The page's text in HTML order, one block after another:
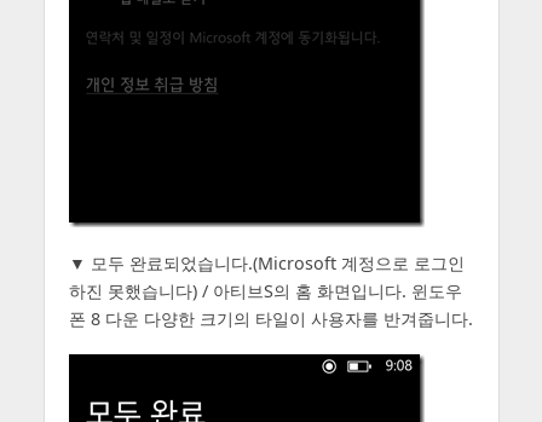
▼ 모두 완료되었습니다.(Microsoft 계정으로 로그인
하진 못했습니다) / 아티브S의 홈 화면입니다. 윈도우
폰 8 다운 다양한 크기의 타일이 사용자를 반겨줍니다.